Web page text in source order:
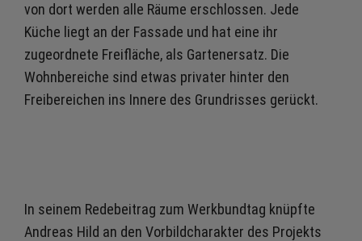
von dort werden alle Räume erschlossen. Jede
Küche liegt an der Fassade und hat eine ihr
zugeordnete Freifläche, als Gartenersatz. Die
Wohnbereiche sind etwas privater hinter den
Freibereichen ins Innere des Grundrisses gerückt.
In seinem Redebeitrag zum Werkbundtag knüpfte
Andreas Hild an den Vorbildcharakter des Projekts